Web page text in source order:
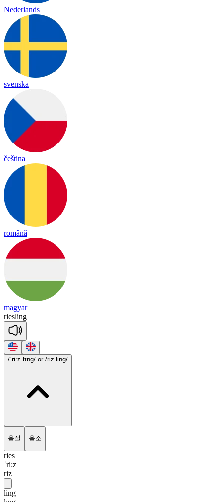
Nederlands
svenska
čeština
română
magyar
riesling
/ˈri:z.lɪng/ or /riz.ling/
음절 음소
ries
ˈri:z
riz
ling